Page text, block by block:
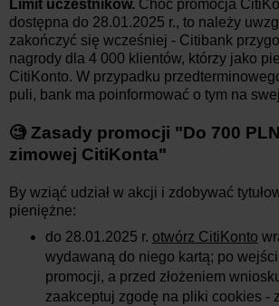
Limit uczestników. Choć promocja
dostępna do 28.01.2025 r., to należy
zakończyć się wcześniej - Citibank
nagrody dla 4 000 klientów, którzy jako
CitiKonto. W przypadku
puli, bank ma poinformować o tym na
🧐 Zasady promocji "Do 700
zimowej CitiKonta"
By wziąć udział w akcji i zdobywać
pieniężne:
do 28.01.2025 r. otwórz CitiKonto
wydawaną do niego kartą; po
promocji, a przed złożeniem
zaakceptuj zgodę na pliki cookies - z